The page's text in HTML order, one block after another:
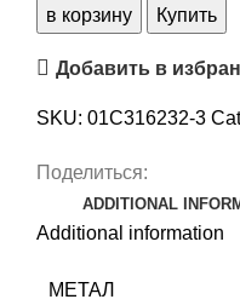
ЗОЛОТО
пробы
quantity
в корзину Купить
Добавить в
SKU: 01С316232-3
Поделиться:
ADDITIONAL
Additional information
МЕТАЛ